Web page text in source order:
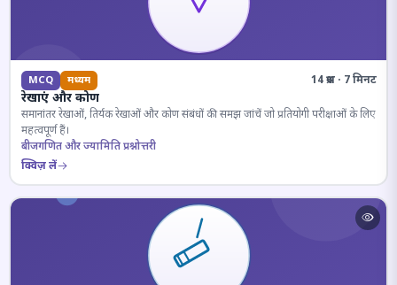
MCQ मध्यम 14 प्रश्न · 7 मिनट
रेखाएं और कोण
समानांतर रेखाओं, तिर्यक रेखाओं और कोण संबंधों की समझ जांचें जो प्रतियोगी परीक्षाओं के लिए
महत्वपूर्ण हैं।
बीजगणित और ज्यामिति प्रश्नोत्तरी
क्विज़ लें